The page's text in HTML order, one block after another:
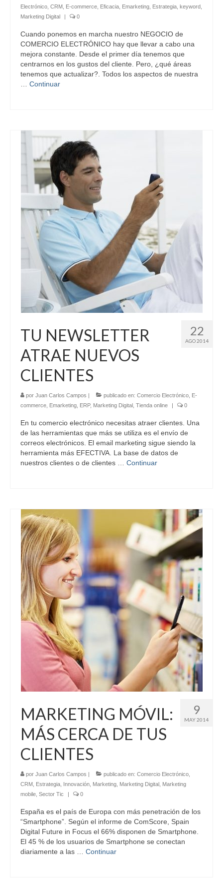
Electrónico CRM E-commerce Eficacia Emarketing Estrategia keyword
Marketing Digital
| 0
Cuando ponemos en marcha nuestro NEGOCIO de
COMERCIO ELECTRÓNICO hay que llevar a cabo una
mejora constante. Desde el primer día tenemos que
centrarnos en los gustos del cliente. Pero, ¿qué áreas
tenemos que actualizar?. Todos los aspectos de nuestra
Continuar
22
AGO 2014
TU NEWSLETTER
ATRAE NUEVOS
CLIENTES
por Juan Carlos Campos | publicado en: Comercio Electrónico E-
commerce Emarketing ERP, Marketing Digital Tienda online | 0
En tu comercio electrónico necesitas atraer clientes. Una
de las herramientas que más se utiliza es el envío de
correos electrónicos. El email marketing sigue siendo la
herramienta más EFECTIVA. La base de datos de
nuestros clientes o de clientes … Continuar
9
MAY 2014
MARKETING MÓVIL:
MÁS CERCA DE TUS
CLIENTES
por Juan Carlos Campos | publicado en: Comercio Electrónico
CRM Estrategia Innovación Marketing Marketing Digital Marketing
mobile Sector Tic | 0
España es el país de Europa con más penetración de los
“Smartphone”. Según el informe de ComScore, Spain
Digital Future in Focus el 66% disponen de Smartphone.
El 45 % de los usuarios de Smartphone se conectan
diariamente a las … Continuar